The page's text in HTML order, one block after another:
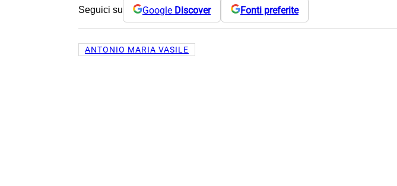
Seguici su Google Discover Fonti preferite
ANTONIO MARIA VASILE